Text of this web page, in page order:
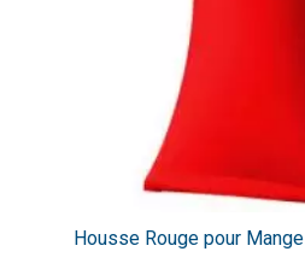
Housse Rouge pour